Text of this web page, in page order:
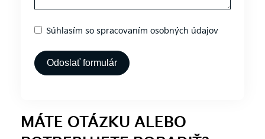
Súhlasím so spracovaním osobných údajov
Odoslať formulár
MÁTE OTÁZKU ALEBO